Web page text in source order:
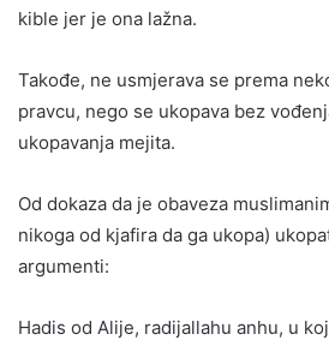
kible jer je ona lažna.
Takođe, ne usmjerava se prema
pravcu, nego se ukopava bez
ukopavanja mejita.
Od dokaza da je obaveza
nikoga od kjafira da ga ukopa)
argumenti:
Hadis od Alije, radijallahu anhu, u